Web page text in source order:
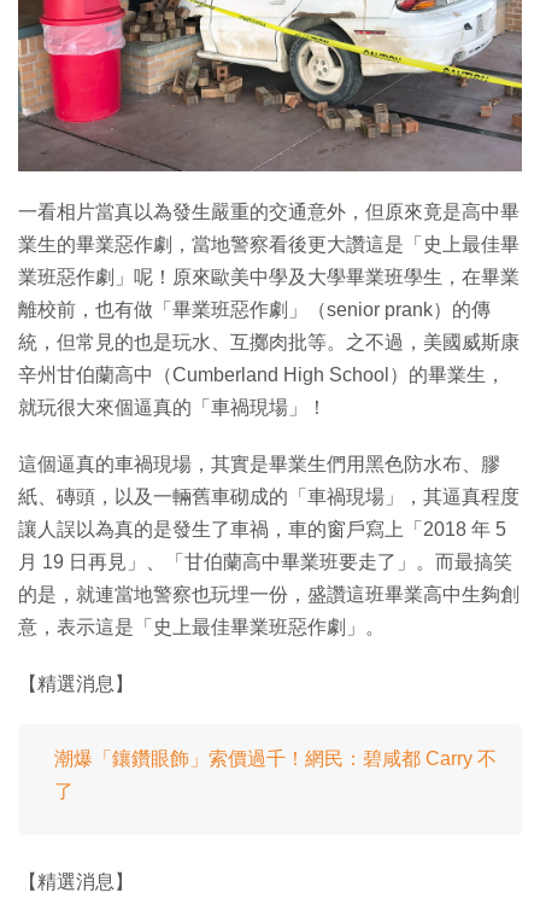
一看相片當真以為發生嚴重的交通意外，但原來竟是高中畢
業生的畢業惡作劇，當地警察看後更大讚這是「史上最佳畢
業班惡作劇」呢！原來歐美中學及大學畢業班學生，在畢業
離校前，也有做「畢業班惡作劇」（senior prank）的傳
統，但常見的也是玩水、互擲肉批等。之不過，美國威斯康
辛州甘伯蘭高中（Cumberland High School）的畢業生，
就玩很大來個逼真的「車禍現場」！
這個逼真的車禍現場，其實是畢業生們用黑色防水布、膠
紙、磚頭，以及一輛舊車砌成的「車禍現場」，其逼真程度
讓人誤以為真的是發生了車禍，車的窗戶寫上「2018 年 5
月 19 日再見」、「甘伯蘭高中畢業班要走了」。而最搞笑
的是，就連當地警察也玩埋一份，盛讚這班畢業高中生夠創
意，表示這是「史上最佳畢業班惡作劇」。
【精選消息】
潮爆「鑲鑽眼飾」索價過千！網民：碧咸都 Carry 不
了
【精選消息】